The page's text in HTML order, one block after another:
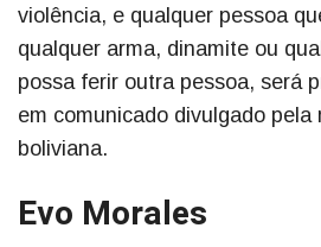
violência, e qualquer pessoa
qualquer arma, dinamite ou
possa ferir outra pessoa, será
em comunicado divulgado pela
boliviana.
Evo Morales